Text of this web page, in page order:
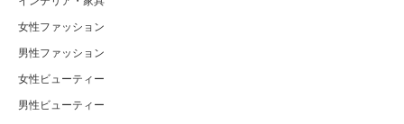
女性ファッション
男性ファッション
女性ビューティー
男性ビューティー